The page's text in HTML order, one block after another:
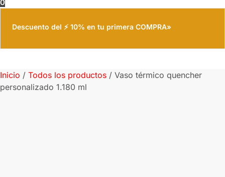
0
Descuento del ⚡ 10% en tu primera COMPRA»
Inicio / Todos los productos / Vaso térmico quencher
personalizado 1.180 ml